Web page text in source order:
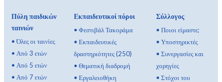
Πύλη παιδικών
ταινιών
•Όλες οι ταινίες
• Από 3 ετών
• Από 5 ετών
• Από 7 ετών
Εκπαιδευτικοί πόροι
• Φεστιβάλ Τακοράμα
• Εκπαιδευτικές
δραστηριότητες (250)
• Θεματική διαδρομή
• Εργαλειοθήκη
Σύλλογος
•Ποιοι είμαστε;
•Υποστηρικτές
•Συνεργασίες και
χορηγίες
•Στόχοι του